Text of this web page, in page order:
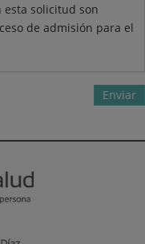
esta solicitud son
de admisión para el
Enviar